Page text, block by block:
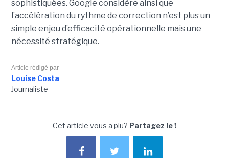
sophistiquées. Google considère ainsi que
l’accélération du rythme de correction n’est plus un
simple enjeu d’efficacité opérationnelle mais une
nécessité stratégique.
Article rédigé par
Louise Costa
Journaliste
Cet article vous a plu? Partagez le !